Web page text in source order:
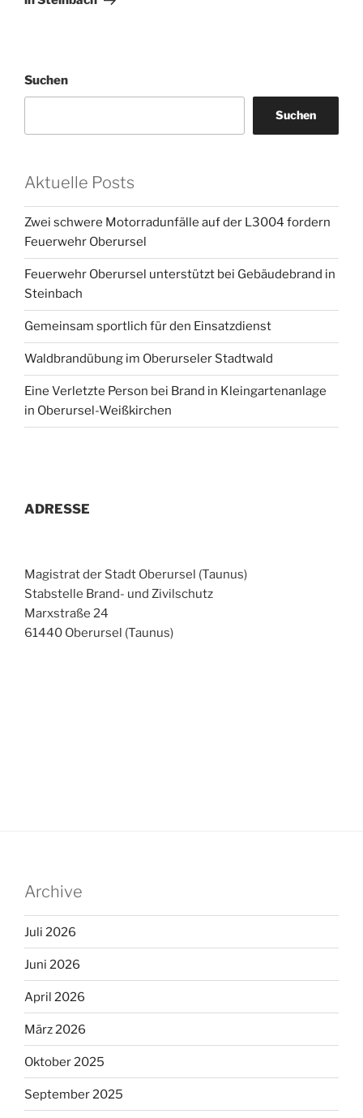
Suchen
Suchen
Aktuelle Posts
Zwei schwere Motorradunfälle auf der L3004 fordern
Feuerwehr Oberursel
Feuerwehr Oberursel unterstützt bei Gebäudebrand in
Steinbach
Gemeinsam sportlich für den Einsatzdienst
Waldbrandübung im Oberurseler Stadtwald
Eine Verletzte Person bei Brand in Kleingartenanlage
in Oberursel-Weißkirchen
ADRESSE
Magistrat der Stadt Oberursel (Taunus)
Stabstelle Brand- und Zivilschutz
Marxstraße 24
61440 Oberursel (Taunus)
Archive
Juli 2026
Juni 2026
April 2026
März 2026
Oktober 2025
September 2025